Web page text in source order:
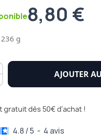
8,80 €
g
AJOUTER
gratuit dès 50€ d'achat !
4.8/5 - 4 avis